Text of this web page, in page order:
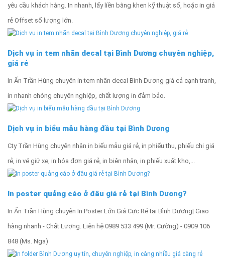
yêu cầu khách hàng. In nhanh, lấy liền bằng khen kỹ thuật số, hoặc in giá
rẻ Offset số lượng lớn.
Dịch vụ in tem nhãn decal tại Bình Dương chuyên nghiệp,
giá rẻ
In Ấn Trần Hùng chuyên in tem nhãn decal Bình Dương giá cả cạnh tranh,
in nhanh chóng chuyên nghiệp, chất lượng in đảm bảo.
Dịch vụ in biểu mẫu hàng đầu tại Bình Dương
Cty Trần Hùng chuyên nhận in biểu mẫu giá rẻ, in phiếu thu, phiếu chi giá
rẻ, in vé giữ xe, in hóa đơn giá rẻ, in biên nhận, in phiếu xuất kho,...
In poster quảng cáo ở đâu giá rẻ tại Bình Dương?
In Ấn Trần Hùng chuyên In Poster Lớn Giá Cực Rẻ tại Bình Dương| Giao
hàng nhanh - Chất Lượng‎. Liên hệ 0989 533 499 (Mr. Cường) - 0909 106
848 (Ms. Nga)